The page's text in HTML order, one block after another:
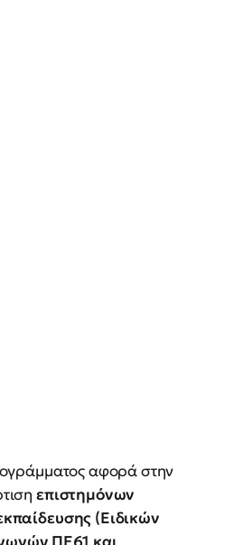
αφορά στην
επιστημόνων
(Ειδικών